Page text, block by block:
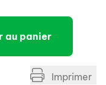
de 2g, très
spontanée par
au panier
Imprimer